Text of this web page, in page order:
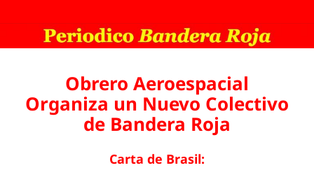
Obrero Aeroespacial
Organiza un Nuevo Colectivo
de Bandera Roja
Carta de Brasil: